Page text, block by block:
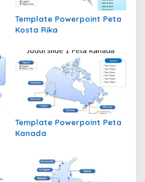
Template Powerpoint Peta
Kosta Rika
Template Powerpoint Peta
Kanada